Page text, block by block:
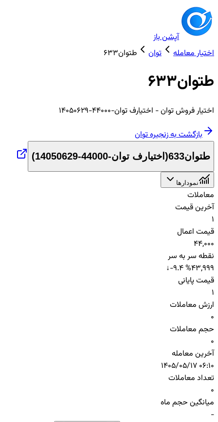
آپشن باز
اختیار معامله
توان طتوان633
طتوان633
اختیارفروشتوان- اختیارف توان-44000-14050629
بازگشت به زنجیرهتوان
طتوان633 ( اختیارف توان-44000-14050629 )
نمودارها
معاملات
آخرین قیمت
1
قیمت اعمال
44,000
نقطه سر به سر
43,999
↓-9.4 %
قیمت پایانی
1
ارزش معاملات
0
حجم معاملات
0
آخرین معامله
1405/05/17 06:10
تعداد معاملات
0
میانگین حجم ماه
-